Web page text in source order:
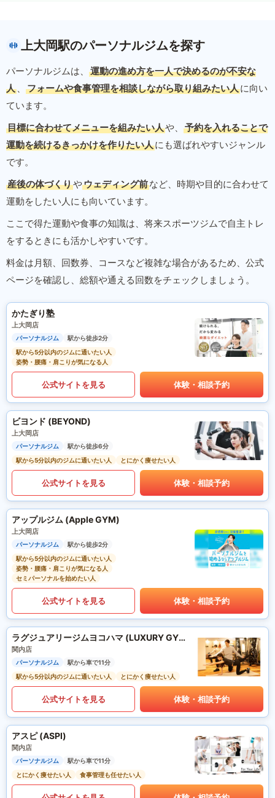
上大岡駅のパーソナルジムを探す
パーソナルジムは、
運動の進め方を一人で決めるのが不安な
人 、 フォームや食事管理を相談しながら取り組みたい人に向い
ています。
目標に合わせてメニューを組みたい人や、
予約を入れることで
運動を続けるきっかけを作りたい人にも選ばれやすいジャンル
です。
産後の体づくりやウェディング前など、時期や目的に合わせて
運動をしたい人にも向いています。
ここで得た運動や食事の知識は、将来スポーツジムで自主トレ
をするときにも活かしやすいです。
料金は月額、回数券、コースなど複雑な場合があるため、公式
ページを確認し、総額や通える回数をチェックしましょう。
かたぎり塾
上大岡店
パーソナルジム
駅から徒歩2分
駅から5分以内のジムに通いたい人
姿勢・腰痛・肩こりが気になる人
公式サイトを見る 体験・相談予約
ビヨンド (BEYOND)
上大岡店
パーソナルジム
駅から徒歩6分
駅から5分以内のジムに通いたい人
とにかく痩せたい人
公式サイトを見る 体験・相談予約
アップルジム (Apple GYM)
上大岡店
パーソナルジム
駅から徒歩2分
駅から5分以内のジムに通いたい人
姿勢・腰痛・肩こりが気になる人
セミパーソナルを始めたい人
公式サイトを見る 体験・相談予約
ラグジュアリージムヨコハマ (LUXURY GYM YOKOHAMA)
関内店
パーソナルジム
駅から車で11分
駅から5分以内のジムに通いたい人
とにかく痩せたい人
公式サイトを見る 体験・相談予約
アスピ (ASPI)
関内店
パーソナルジム
駅から車で11分
とにかく痩せたい人
食事管理も任せたい人